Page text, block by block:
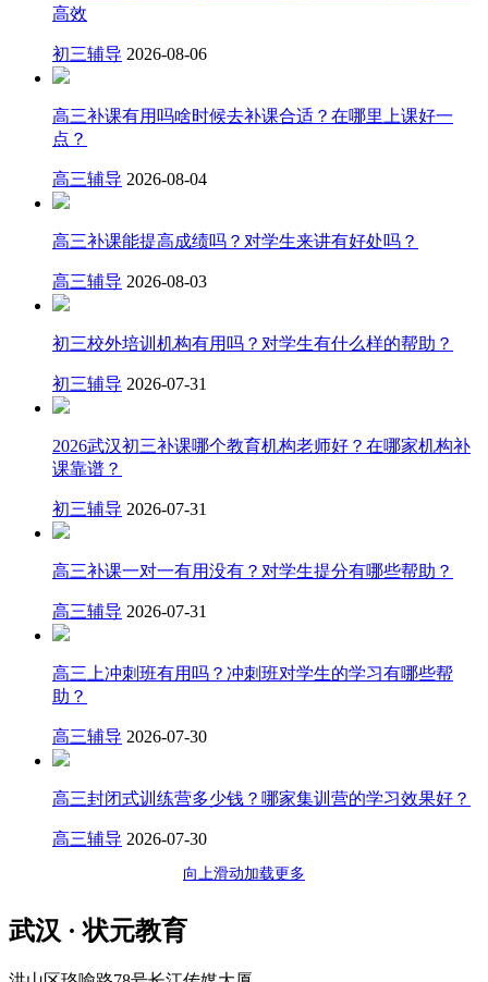
高效
初三辅导 2026-08-06
高三补课有用吗啥时候去补课合适？在哪里上课好一
点？
高三辅导 2026-08-04
高三补课能提高成绩吗？对学生来讲有好处吗？
高三辅导 2026-08-03
初三校外培训机构有用吗？对学生有什么样的帮助？
初三辅导 2026-07-31
2026武汉初三补课哪个教育机构老师好？在哪家机构补
课靠谱？
初三辅导 2026-07-31
高三补课一对一有用没有？对学生提分有哪些帮助？
高三辅导 2026-07-31
高三上冲刺班有用吗？冲刺班对学生的学习有哪些帮
助？
高三辅导 2026-07-30
高三封闭式训练营多少钱？哪家集训营的学习效果好？
高三辅导 2026-07-30
向上滑动加载更多
武汉 · 状元教育